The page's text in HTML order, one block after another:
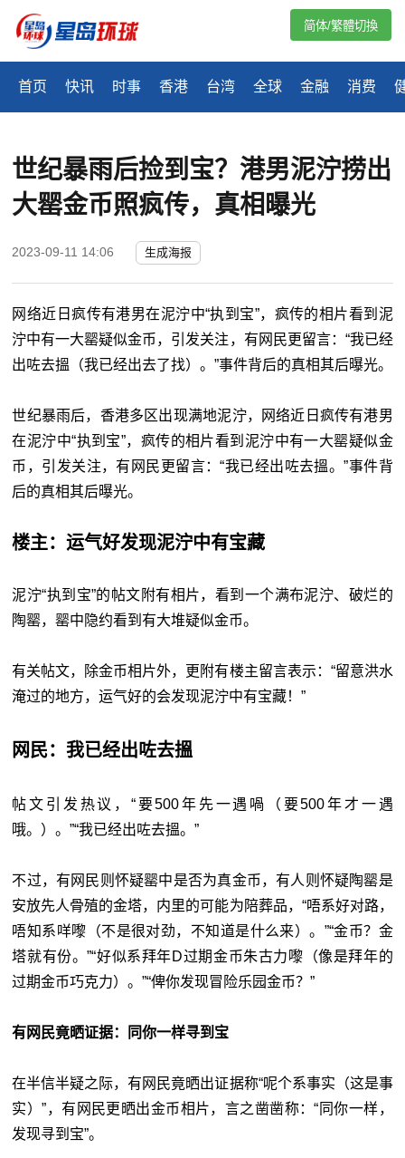
首页 快讯 时事 香港 台湾 全球 金融 消费
简体/繁體切換
​世纪暴雨后捡到宝？港男泥泞捞出
大罂金币照疯传，真相曝光
2023-09-11 14:06 生成海报
网络近日疯传有港男在泥泞中“执到宝”，疯传的相片看到泥
泞中有一大罂疑似金币，引发关注，有网民更留言：“我已经
出咗去搵（我已经出去了找）。”事件背后的真相其后曝光。
世纪暴雨后，香港多区出现满地泥泞，网络近日疯传有港男
在泥泞中“执到宝”，疯传的相片看到泥泞中有一大罂疑似金
币，引发关注，有网民更留言：“我已经出咗去搵。”事件背
后的真相其后曝光。
楼主：运气好发现泥泞中有宝藏
泥泞“执到宝”的帖文附有相片，看到一个满布泥泞、破烂的
陶罂，罂中隐约看到有大堆疑似金币。
有关帖文，除金币相片外，更附有楼主留言表示：“留意洪水
淹过的地方，运气好的会发现泥泞中有宝藏！”
网民：我已经出咗去搵
帖文引发热议，“要500年先一遇喎（要500年才一遇
哦。）。”“我已经出咗去搵。”
不过，有网民则怀疑罂中是否为真金币，有人则怀疑陶罂是
安放先人骨殖的金塔，内里的可能为陪葬品，“唔系好对路，
唔知系咩嚟（不是很对劲，不知道是什么来）。”“金币？金
塔就有份。”“好似系拜年D过期金币朱古力嚟（像是拜年的
过期金币巧克力）。”“俾你发现冒险乐园金币？”
有网民竟晒证据：同你一样寻到宝
在半信半疑之际，有网民竟晒出证据称“呢个系事实（这是事
实）”，有网民更晒出金币相片，言之凿凿称：“同你一样，
发现寻到宝”。